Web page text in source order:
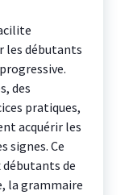
les débutants
des
pratiques,
acquérir les
signes. Ce
de
la grammaire